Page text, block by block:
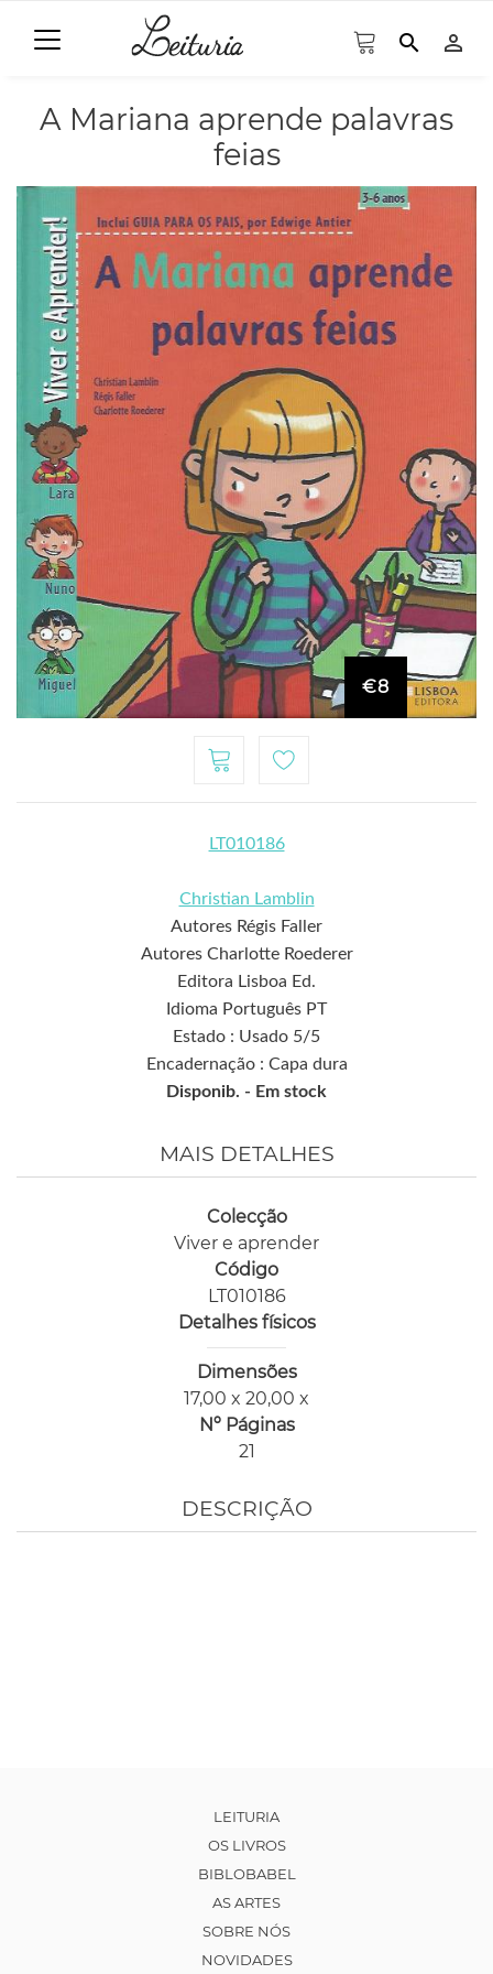
search person_outline
A Mariana aprende palavras
feias
€8
LT010186
Christian Lamblin
Autores Régis Faller
Autores Charlotte Roederer
Editora Lisboa Ed.
Idioma Português PT
Estado : Usado 5/5
Encadernação : Capa dura
Disponib. - Em stock
MAIS DETALHES
Colecção
Viver e aprender
Código
LT010186
Detalhes físicos
Dimensões
17,00 x 20,00 x
Nº Páginas
21
DESCRIÇÃO
LEITURIA
OS LIVROS
BIBLOBABEL
AS ARTES
SOBRE NÓS
NOVIDADES